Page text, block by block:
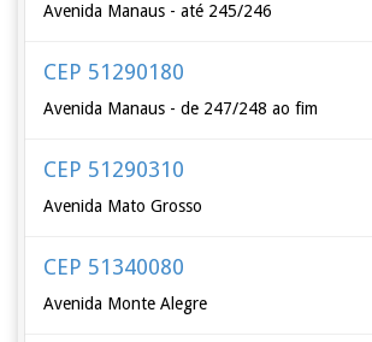
Avenida Manaus - até 245/246
CEP 51290180
Avenida Manaus - de 247/248 ao fim
CEP 51290310
Avenida Mato Grosso
CEP 51340080
Avenida Monte Alegre